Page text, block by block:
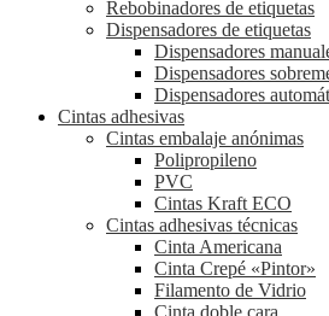
Rebobinadores de etiquetas
Dispensadores de etiquetas
Dispensadores
Dispensadores
Dispensadores
Cintas adhesivas
Cintas embalaje anónimas
Polipropileno
PVC
Cintas Kraft ECO
Cintas adhesivas técnicas
Cinta Americana
Cinta Crepé «Pintor»
Filamento de Vidrio
Cinta doble cara